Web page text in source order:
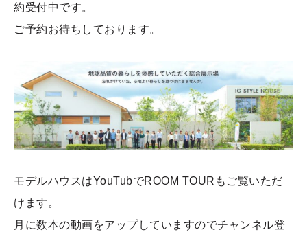
約受付中です。
ご予約お待ちしております。
モデルハウスはYouTubでROOM TOURもご覧いただ
けます。
月に数本の動画をアップしていますのでチャンネル登